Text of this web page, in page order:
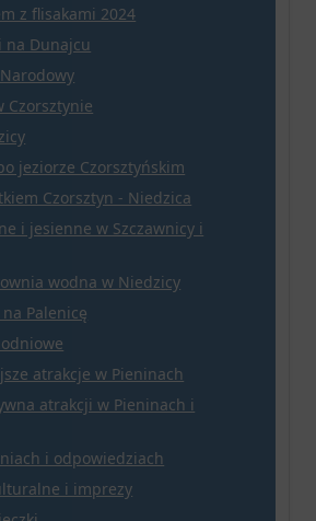
z flisakami 2024
na Dunajcu
Czorsztynie
jeziorze Czorsztyńskim
Czorsztyn - Niedzica
i jesienne w Szczawnicy i
wodna w Niedzicy
Palenicę
atrakcje w Pieninach
atrakcji w Pieninach i
i odpowiedziach
i imprezy